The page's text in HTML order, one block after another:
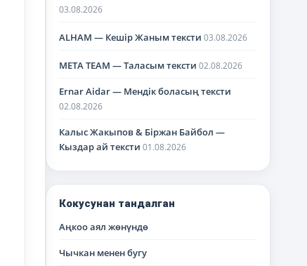
03.08.2026
ALHAM — Кешір Жаным тексти 03.08.2026
META TEAM — Таласым тексти 02.08.2026
Ernar Aidar — Мендік боласың тексти
02.08.2026
Калыс Жакыпов & Біржан Байбол —
Кыздар ай тексти 01.08.2026
Кокусунан тандалган
Аңкоо аял жөнүндө
Чычкан менен бугу